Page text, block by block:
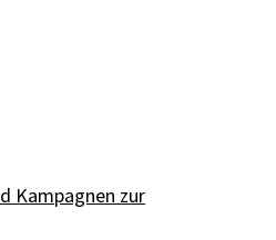
Kampagnen zur